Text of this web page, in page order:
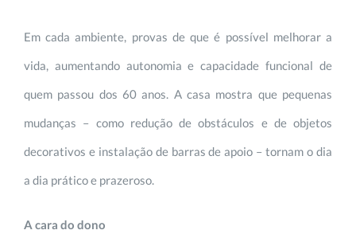
Em cada ambiente, provas de que é possível melhorar a
vida, aumentando autonomia e capacidade funcional de
quem passou dos 60 anos. A casa mostra que pequenas
mudanças – como redução de obstáculos e de objetos
decorativos e instalação de barras de apoio – tornam o dia
a dia prático e prazeroso.
A cara do dono